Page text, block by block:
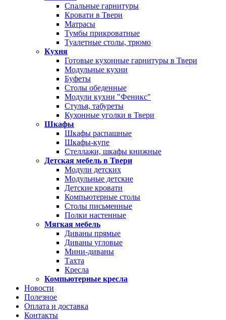
Спальные гарнитуры
Кровати в Твери
Матрасы
Тумбы прикроватные
Туалетные столы, трюмо
Кухня
Готовые кухонные гарнитуры в Твери
Модульные кухни
Буфеты
Столы обеденные
Модули кухни "Феникс"
Стулья, табуреты
Кухонные уголки в Твери
Шкафы
Шкафы распашные
Шкафы-купе
Стеллажи, шкафы книжные
Детская мебель в Твери
Модули детских
Модульные детские
Детские кровати
Компьютерные столы
Столы письменные
Полки настенные
Мягкая мебель
Диваны прямые
Диваны угловые
Мини-диваны
Тахта
Кресла
Компьютерные кресла
Новости
Полезное
Оплата и доставка
Контакты